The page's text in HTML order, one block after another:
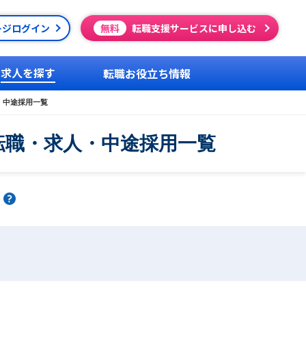
ログイン 無料 転職支援サービスに申し込む
求人を探す 転職お役立ち情報
中途採用一覧
・求人・中途採用一覧